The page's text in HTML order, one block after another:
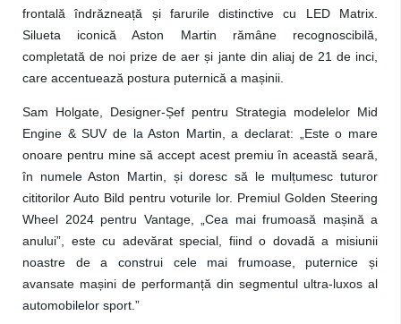
frontală îndrăzneață și farurile distinctive cu LED Matrix.
Silueta iconică Aston Martin rămâne recognoscibilă,
completată de noi prize de aer și jante din aliaj de 21 de inci,
care accentuează postura puternică a mașinii.
Sam Holgate, Designer-Șef pentru Strategia modelelor Mid
Engine & SUV de la Aston Martin, a declarat: „Este o mare
onoare pentru mine să accept acest premiu în această seară,
în numele Aston Martin, și doresc să le mulțumesc tuturor
cititorilor Auto Bild pentru voturile lor. Premiul Golden Steering
Wheel 2024 pentru Vantage, „Cea mai frumoasă mașină a
anului”, este cu adevărat special, fiind o dovadă a misiunii
noastre de a construi cele mai frumoase, puternice și
avansate mașini de performanță din segmentul ultra-luxos al
automobilelor sport.”